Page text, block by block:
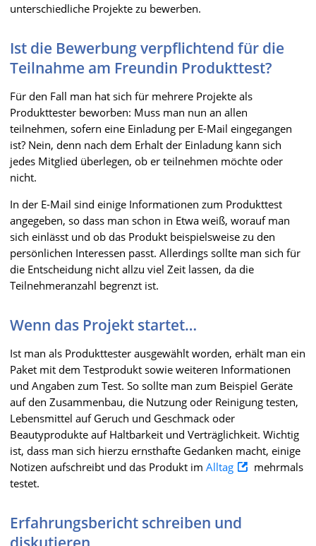
unterschiedliche Projekte zu bewerben.
Ist die Bewerbung verpflichtend für die
Teilnahme am Freundin Produkttest?
Für den Fall man hat sich für mehrere Projekte als
Produkttester beworben: Muss man nun an allen
teilnehmen, sofern eine Einladung per E-Mail eingegangen
ist? Nein, denn nach dem Erhalt der Einladung kann sich
jedes Mitglied überlegen, ob er teilnehmen möchte oder
nicht.
In der E-Mail sind einige Informationen zum Produkttest
angegeben, so dass man schon in Etwa weiß, worauf man
sich einlässt und ob das Produkt beispielsweise zu den
persönlichen Interessen passt. Allerdings sollte man sich für
die Entscheidung nicht allzu viel Zeit lassen, da die
Teilnehmeranzahl begrenzt ist.
Wenn das Projekt startet…
Ist man als Produkttester ausgewählt worden, erhält man ein
Paket mit dem Testprodukt sowie weiteren Informationen
und Angaben zum Test. So sollte man zum Beispiel Geräte
auf den Zusammenbau, die Nutzung oder Reinigung testen,
Lebensmittel auf Geruch und Geschmack oder
Beautyprodukte auf Haltbarkeit und Verträglichkeit. Wichtig
ist, dass man sich hierzu ernsthafte Gedanken macht, einige
Notizen aufschreibt und das Produkt im Alltag
mehrmals
testet.
Erfahrungsbericht schreiben und